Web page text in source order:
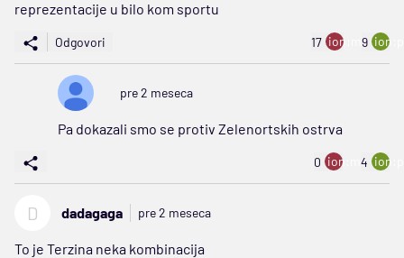
reprezentacije u bilo kom sportu
Odgovori 17 ion:minus
9
pre 2 meseca
Pa dokazali smo se protiv Zelenortskih ostrva
0 ion:minus
4
D dadagaga pre 2 meseca
To je Terzina neka kombinacija